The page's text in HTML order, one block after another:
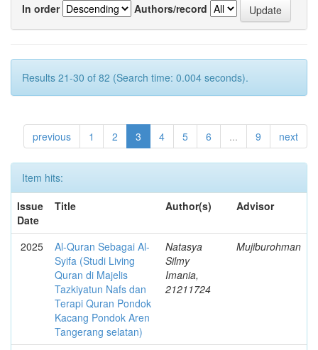
In order
Authors/record
Results 21-30 of 82 (Search time: 0.004 seconds).
previous 1 2 3 4 5 6 ... 9 next
Item hits:
Issue
Date
Title Author(s) Advisor
2025
Al-Quran Sebagai Al-
Syifa (Studi Living
Quran di Majelis
Tazkiyatun Nafs dan
Terapi Quran Pondok
Kacang Pondok Aren
Tangerang selatan)
Natasya
Silmy
Imania,
21211724
Mujiburohman